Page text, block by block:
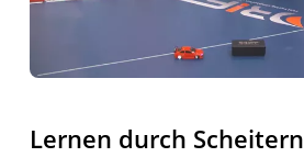
Lernen durch Scheitern